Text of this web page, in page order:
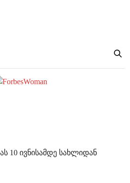
10 ივნისამდე სახლიდან